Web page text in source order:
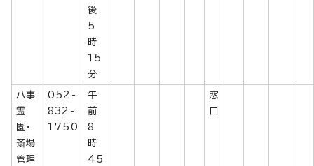
後
5
時
15
分
八事
霊
園・
斎場
管理
052-
832-
1750
午
前
8
時
45
窓
口